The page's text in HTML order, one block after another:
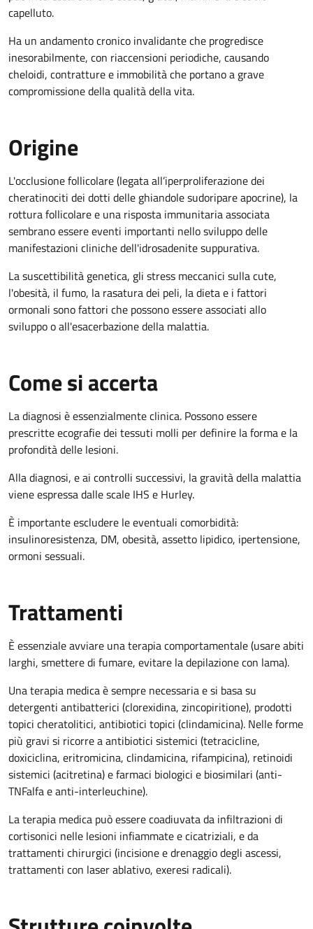
capelluto.
Ha un andamento cronico invalidante che progredisce
inesorabilmente, con riaccensioni periodiche, causando
cheloidi, contratture e immobilità che portano a grave
compromissione della qualità della vita.
Origine
L'occlusione follicolare (legata all’iperproliferazione dei
cheratinociti dei dotti delle ghiandole sudoripare apocrine), la
rottura follicolare e una risposta immunitaria associata
sembrano essere eventi importanti nello sviluppo delle
manifestazioni cliniche dell'idrosadenite suppurativa.
La suscettibilità genetica, gli stress meccanici sulla cute,
l'obesità, il fumo, la rasatura dei peli, la dieta e i fattori
ormonali sono fattori che possono essere associati allo
sviluppo o all'esacerbazione della malattia.
Come si accerta
La diagnosi è essenzialmente clinica. Possono essere
prescritte ecografie dei tessuti molli per definire la forma e la
profondità delle lesioni.
Alla diagnosi, e ai controlli successivi, la gravità della malattia
viene espressa dalle scale IHS e Hurley.
È importante escludere le eventuali comorbidità:
insulinoresistenza, DM, obesità, assetto lipidico, ipertensione,
ormoni sessuali.
Trattamenti
È essenziale avviare una terapia comportamentale (usare abiti
larghi, smettere di fumare, evitare la depilazione con lama).
Una terapia medica è sempre necessaria e si basa su
detergenti antibatterici (clorexidina, zincopiritione), prodotti
topici cheratolitici, antibiotici topici (clindamicina). Nelle forme
più gravi si ricorre a antibiotici sistemici (tetracicline,
doxiciclina, eritromicina, clindamicina, rifampicina), retinoidi
sistemici (acitretina) e farmaci biologici e biosimilari (anti-
TNFalfa e anti-interleuchine).
La terapia medica può essere coadiuvata da infiltrazioni di
cortisonici nelle lesioni infiammate e cicatriziali, e da
trattamenti chirurgici (incisione e drenaggio degli ascessi,
trattamenti con laser ablativo, exeresi radicali).